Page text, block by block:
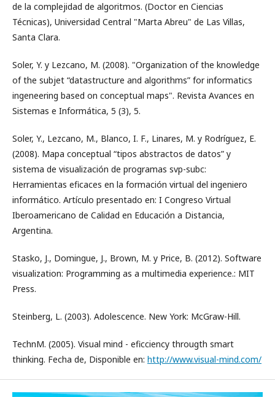
de la complejidad de algoritmos. (Doctor en Ciencias
Técnicas), Universidad Central "Marta Abreu" de Las Villas,
Santa Clara.
Soler, Y. y Lezcano, M. (2008). "Organization of the knowledge
of the subjet “datastructure and algorithms” for informatics
ingeneering based on conceptual maps". Revista Avances en
Sistemas e Informática, 5 (3), 5.
Soler, Y., Lezcano, M., Blanco, I. F., Linares, M. y Rodríguez, E.
(2008). Mapa conceptual “tipos abstractos de datos” y
sistema de visualización de programas svp-subc:
Herramientas eficaces en la formación virtual del ingeniero
informático. Artículo presentado en: I Congreso Virtual
Iberoamericano de Calidad en Educación a Distancia,
Argentina.
Stasko, J., Domingue, J., Brown, M. y Price, B. (2012). Software
visualization: Programming as a multimedia experience.: MIT
Press.
Steinberg, L. (2003). Adolescence. New York: McGraw-Hill.
TechnM. (2005). Visual mind - eficciency througth smart
thinking. Fecha de, Disponible en: http://www.visual-mind.com/